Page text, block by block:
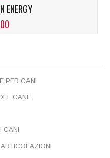
ENERGY
PER CANI
CANE
CANI